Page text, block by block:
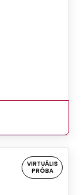
VIRTUÁLIS
PRÓBA